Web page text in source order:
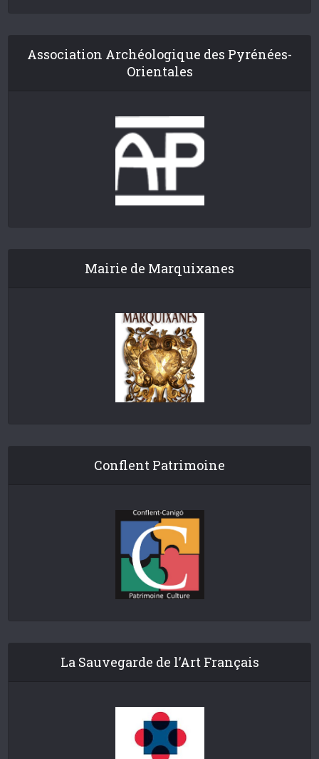
Association Archéologique des Pyrénées-
Orientales
Mairie de Marquixanes
Conflent Patrimoine
La Sauvegarde de l’Art Français